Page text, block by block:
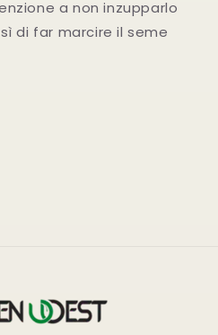
a non inzupparlo
di far marcire il seme